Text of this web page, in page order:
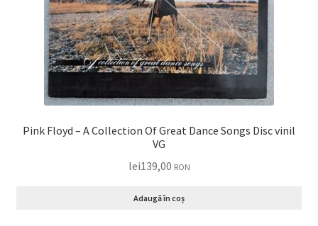
Pink Floyd – A Collection Of Great Dance Songs Disc vinil
VG
lei139,00 RON
Adaugă în coș